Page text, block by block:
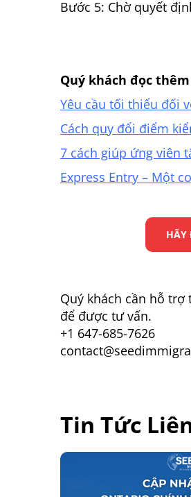
Bước 5: Chờ quyết
Quý khách đọc
Yêu cầu tối thiểu đối
Cách quy đổi điểm
7 cách giúp ứng viên
Express Entry – Một
HÃY
Quý khách cần hỗ
để được tư vấn.
+1 647-685-7626
Tin Tức